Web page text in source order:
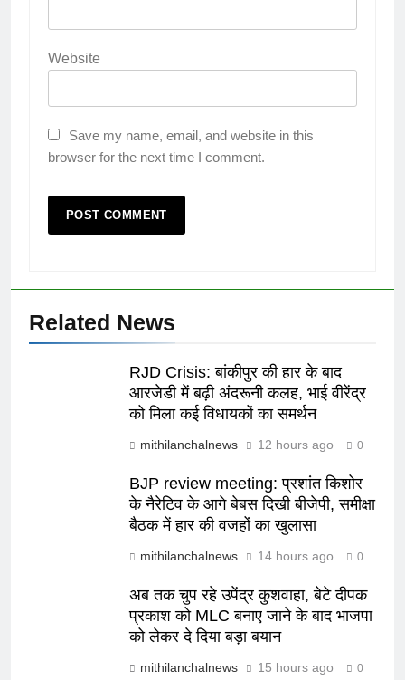
Website
Save my name, email, and website in this
browser for the next time I comment.
Related News
RJD Crisis: बांकीपुर की हार के बाद
आरजेडी में बढ़ी अंदरूनी कलह, भाई वीरेंद्र
को मिला कई विधायकों का समर्थन
mithilanchalnews 12 hours ago 0
BJP review meeting: प्रशांत किशोर
के नैरेटिव के आगे बेबस दिखी बीजेपी, समीक्षा
बैठक में हार की वजहों का खुलासा
mithilanchalnews 14 hours ago 0
अब तक चुप रहे उपेंद्र कुशवाहा, बेटे दीपक
प्रकाश को MLC बनाए जाने के बाद भाजपा
को लेकर दे दिया बड़ा बयान
mithilanchalnews 15 hours ago 0